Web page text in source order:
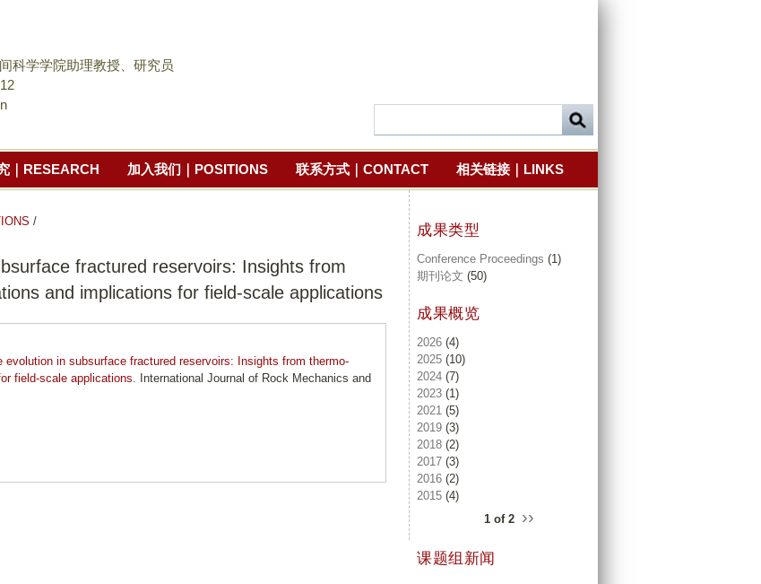
到
主
要
分
科学学院助理教授、研究员
｜RESEARCH 加入我们｜POSITIONS 联系方式｜CONTACT 相关链接｜LINKS
/
fractured reservoirs: Insights from
and implications for field-scale applications
evolution in subsurface fractured reservoirs: Insights from thermo-
field-scale applications. International Journal of Rock Mechanics and
成果类型
Conference Proceedings (1)
期刊论文 (50)
成果概览
2026 (4)
2025 (10)
2024 (7)
2023 (1)
2021 (5)
2019 (3)
2018 (2)
2017 (3)
2016 (2)
2015 (4)
1 of 2 ››
课题组新闻